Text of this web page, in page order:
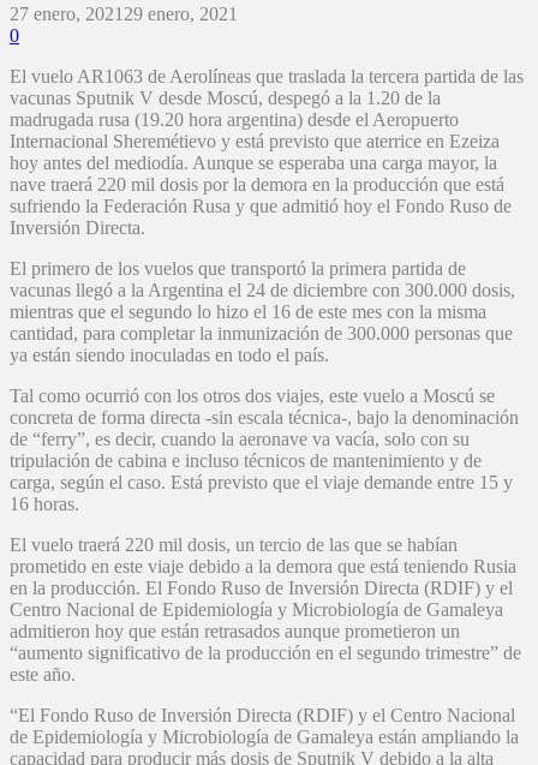
27 enero, 2021 29 enero, 2021
0
El vuelo AR1063 de Aerolíneas que traslada la tercera partida de las
vacunas Sputnik V desde Moscú, despegó a la 1.20 de la
madrugada rusa (19.20 hora argentina) desde el Aeropuerto
Internacional Sheremétievo y está previsto que aterrice en Ezeiza
hoy antes del mediodía. Aunque se esperaba una carga mayor, la
nave traerá 220 mil dosis por la demora en la producción que está
sufriendo la Federación Rusa y que admitió hoy el Fondo Ruso de
Inversión Directa.
El primero de los vuelos que transportó la primera partida de
vacunas llegó a la Argentina el 24 de diciembre con 300.000 dosis,
mientras que el segundo lo hizo el 16 de este mes con la misma
cantidad, para completar la inmunización de 300.000 personas que
ya están siendo inoculadas en todo el país.
Tal como ocurrió con los otros dos viajes, este vuelo a Moscú se
concreta de forma directa -sin escala técnica-, bajo la denominación
de “ferry”, es decir, cuando la aeronave va vacía, solo con su
tripulación de cabina e incluso técnicos de mantenimiento y de
carga, según el caso. Está previsto que el viaje demande entre 15 y
16 horas.
El vuelo traerá 220 mil dosis, un tercio de las que se habían
prometido en este viaje debido a la demora que está teniendo Rusia
en la producción. El Fondo Ruso de Inversión Directa (RDIF) y el
Centro Nacional de Epidemiología y Microbiología de Gamaleya
admitieron hoy que están retrasados aunque prometieron un
“aumento significativo de la producción en el segundo trimestre” de
este año.
“El Fondo Ruso de Inversión Directa (RDIF) y el Centro Nacional
de Epidemiología y Microbiología de Gamaleya están ampliando la
capacidad para producir más dosis de Sputnik V debido a la alta